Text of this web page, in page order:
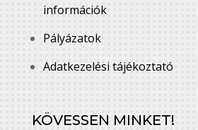
információk
Pályázatok
Adatkezelési tájékoztató
KÖVESSEN MINKET!